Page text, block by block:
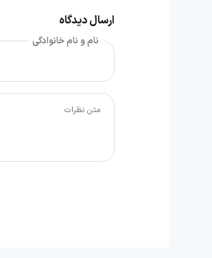
ارسال دیدگاه
نام و نام خانوادگی